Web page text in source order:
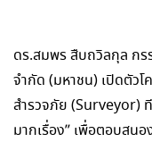
ดร.สมพร สืบถวิลกุล ก
จำกัด (มหาชน) เปิดตัว
สำรวจภัย (Surveyor) ที
มากเรื่อง” เพื่อตอบสน